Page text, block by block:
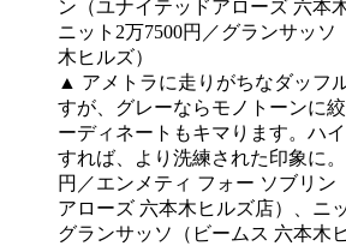
▲ アメトラに走りがちなダッフ
すが、グレーならモノトーンに
ーディネートもキマります。ハ
すれば、より洗練された印象に
円／エンメティ フォー ソブリン
アローズ 六本木ヒルズ店）、ニ
グランサッソ（ビームス 六本木